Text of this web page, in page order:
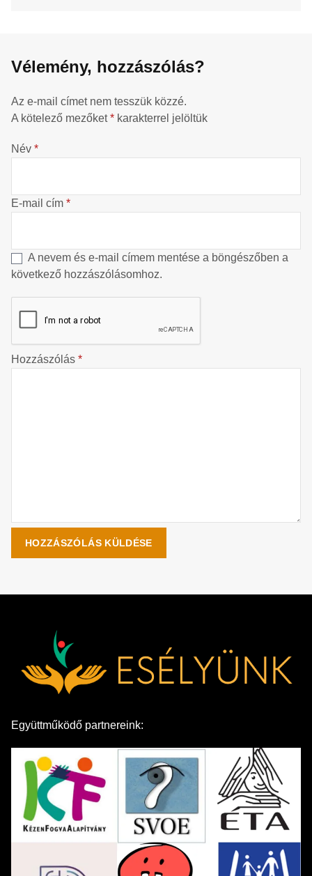
Vélemény, hozzászólás?
Az e-mail címet nem tesszük közzé.
A kötelező mezőket* karakterrel jelöltük
Név *
E-mail cím *
A nevem és e-mail címem mentése a böngészőben a
következő hozzászólásomhoz.
Hozzászólás *
Együttműködő partnereink: